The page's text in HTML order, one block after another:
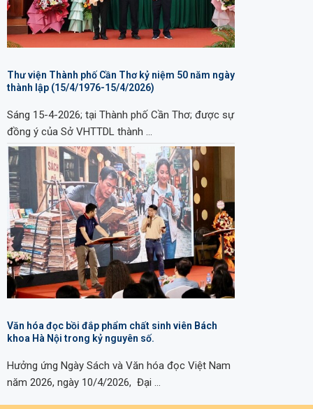
Thư viện Thành phố Cần Thơ kỷ niệm 50 năm ngày
thành lập (15/4/1976-15/4/2026)
Sáng 15-4-2026; tại Thành phố Cần Thơ; được sự
đồng ý của Sở VHTTDL thành …
Văn hóa đọc bồi đắp phẩm chất sinh viên Bách
khoa Hà Nội trong kỷ nguyên số.
Hưởng ứng Ngày Sách và Văn hóa đọc Việt Nam
năm 2026, ngày 10/4/2026, Đại …